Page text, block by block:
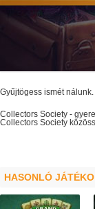
Gyűjtögess ismét
Collectors Society -
Collectors Society
HASONLÓ